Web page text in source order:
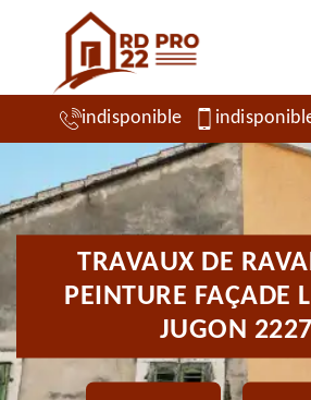
indisponible
TRAVAUX DE
PEINTURE FAÇADE
JUGON